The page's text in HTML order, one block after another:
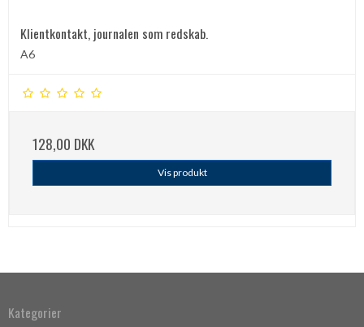
Klientkontakt, journalen som redskab.
A6
128,00 DKK
Vis produkt
Kategorier